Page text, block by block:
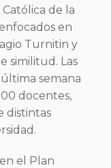
de la
en
Turnitin y
similitud. Las
semana
docentes,
distintas
el Plan